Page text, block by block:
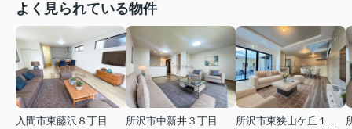
よく見られている物件
入間市東藤沢８丁目
所沢市中新井３丁目
所沢市東狭山ケ丘１丁目